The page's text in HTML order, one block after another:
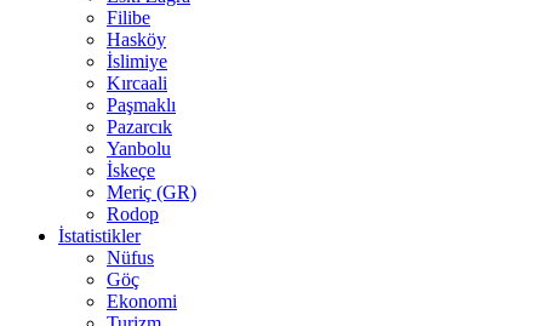
Filibe
Hasköy
İslimiye
Kırcaali
Paşmaklı
Pazarcık
Yanbolu
İskeçe
Meriç (GR)
Rodop
İstatistikler
Nüfus
Göç
Ekonomi